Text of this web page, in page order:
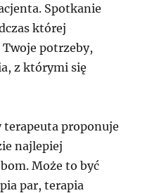
Spotkanie
której
potrzeby,
z którymi się
terapeuta proponuje
najlepiej
Może to być
par, terapia